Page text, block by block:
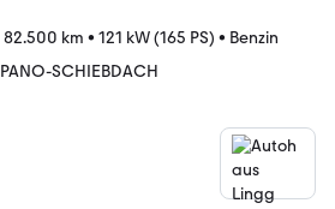
82.500 km • 121 kW (165 PS) • Benzin
PANO-SCHIEBDACH